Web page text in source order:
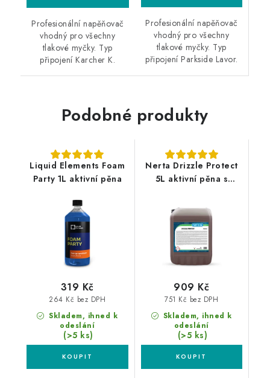
Profesionální napěňovač
vhodný pro všechny
tlakové myčky. Typ
připojení Karcher K.
Profesionální napěňovač
vhodný pro všechny
tlakové myčky. Typ
připojení Parkside Lavor.
Podobné produkty
Liquid Elements Foam
Party 1L aktivní pěna
Skladem, ihned k
odeslání
(>5 ks)
264 Kč bez DPH
319 Kč
Nerta Drizzle Protect
5L aktivní pěna s
Skladem, ihned k
odeslání
(>5 ks)
751 Kč bez DPH
909 Kč